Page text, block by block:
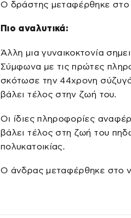
Ο δράστης μεταφέρθηκε στο
Πιο αναλυτικά:
Άλλη μια γυναικοκτονία
Σύμφωνα με τις πρώτες
σκότωσε την 44χρονη
βάλει τέλος στην ζωή του.
Οι ίδιες πληροφορίες
βάλει τέλος στη ζωή του
πολυκατοικίας.
Ο άνδρας μεταφέρθηκε στο